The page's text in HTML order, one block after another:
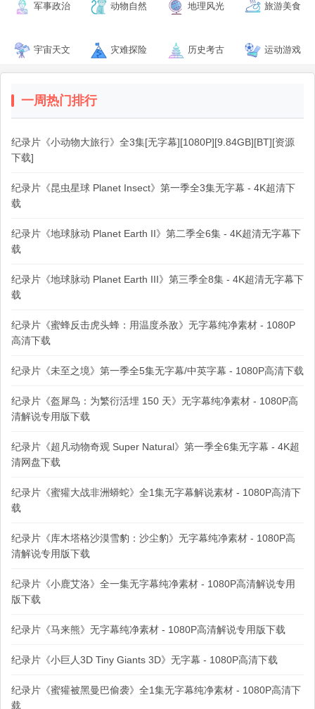
军事政治 动物自然 地理风光 旅游美食
宇宙天文 灾难探险 历史考古 运动游戏
一周热门排行
纪录片《小动物大旅行》全3集[无字幕][1080P][9.84GB][BT][资源
下载]
纪录片《昆虫星球 Planet Insect》第一季全3集无字幕 - 4K超清下
载
纪录片《地球脉动 Planet Earth II》第二季全6集 - 4K超清无字幕下
载
纪录片《地球脉动 Planet Earth III》第三季全8集 - 4K超清无字幕下
载
纪录片《蜜蜂反击虎头蜂：用温度杀敌》无字幕纯净素材 - 1080P
高清下载
纪录片《未至之境》第一季全5集无字幕/中英字幕 - 1080P高清下载
纪录片《盔犀鸟：为繁衍活埋 150 天》无字幕纯净素材 - 1080P高
清解说专用版下载
纪录片《超凡动物奇观 Super Natural》第一季全6集无字幕 - 4K超
清网盘下载
纪录片《蜜獾大战非洲蟒蛇》全1集无字幕解说素材 - 1080P高清下
载
纪录片《库木塔格沙漠雪豹：沙尘豹》无字幕纯净素材 - 1080P高
清解说专用版下载
纪录片《小鹿艾洛》全一集无字幕纯净素材 - 1080P高清解说专用
版下载
纪录片《马来熊》无字幕纯净素材 - 1080P高清解说专用版下载
纪录片《小巨人3D Tiny Giants 3D》无字幕 - 1080P高清下载
纪录片《蜜獾被黑曼巴偷袭》全1集无字幕纯净素材 - 1080P高清下
载